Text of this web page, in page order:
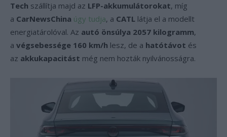
Tech szállítja majd az LFP-akkumulátorokat, míg
a CarNewsChina úgy tudja, a CATL látja el a modellt
energiatárolóval. Az autó önsúlya 2057 kilogramm,
a végsebessége 160 km/h lesz, de a hatótávot és
az akkukapacitást még nem hozták nyilvánosságra.